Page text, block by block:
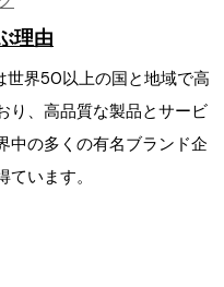
理由
世界50以上の国と地域で高
り、高品質な製品とサービ
中の多くの有名ブランド企
います。